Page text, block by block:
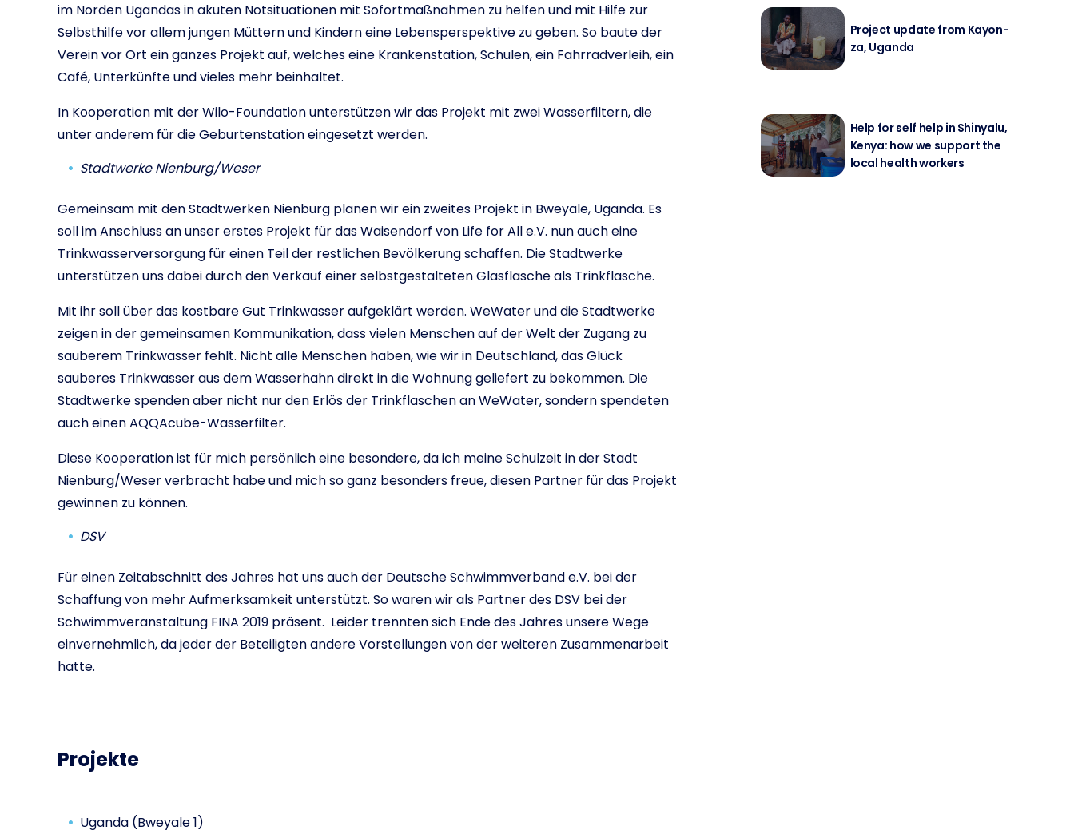
im Norden Ugandas in akuten Notsituationen mit Sofortmaßnahmen zu helfen und mit Hilfe zur
Selbsthilfe vor allem jungen Müttern und Kindern eine Lebensperspektive zu geben. So baute der
Verein vor Ort ein ganzes Projekt auf, welches eine Krankenstation, Schulen, ein Fahrradverleih, ein
Café, Unterkünfte und vieles mehr beinhaltet.
In Kooperation mit der Wilo-Foundation unterstützen wir das Projekt mit zwei Wasserfiltern, die
unter anderem für die Geburtenstation eingesetzt werden.
Stadtwerke Nienburg/Weser
Gemeinsam mit den Stadtwerken Nienburg planen wir ein zweites Projekt in Bweyale, Uganda. Es
soll im Anschluss an unser erstes Projekt für das Waisendorf von Life for All e.V. nun auch eine
Trinkwasserversorgung für einen Teil der restlichen Bevölkerung schaffen. Die Stadtwerke
unterstützen uns dabei durch den Verkauf einer selbstgestalteten Glasflasche als Trinkflasche.
Mit ihr soll über das kostbare Gut Trinkwasser aufgeklärt werden. WeWater und die Stadtwerke
zeigen in der gemeinsamen Kommunikation, dass vielen Menschen auf der Welt der Zugang zu
sauberem Trinkwasser fehlt. Nicht alle Menschen haben, wie wir in Deutschland, das Glück
sauberes Trinkwasser aus dem Wasserhahn direkt in die Wohnung geliefert zu bekommen. Die
Stadtwerke spenden aber nicht nur den Erlös der Trinkflaschen an WeWater, sondern spendeten
auch einen AQQAcube-Wasserfilter.
Diese Kooperation ist für mich persönlich eine besondere, da ich meine Schulzeit in der Stadt
Nienburg/Weser verbracht habe und mich so ganz besonders freue, diesen Partner für das Projekt
gewinnen zu können.
DSV
Für einen Zeitabschnitt des Jahres hat uns auch der Deutsche Schwimmverband e.V. bei der
Schaffung von mehr Aufmerksamkeit unterstützt. So waren wir als Partner des DSV bei der
Schwimmveranstaltung FINA 2019 präsent. Leider trennten sich Ende des Jahres unsere Wege
einvernehmlich, da jeder der Beteiligten andere Vorstellungen von der weiteren Zusammenarbeit
hatte.
Projekte
Uganda (Bweyale 1)
Pro­ject up­date from Kayon­
za, Ugan­da
Help for self help in Shin­ya­lu,
Ke­nya: how we sup­port the
lo­cal health workers